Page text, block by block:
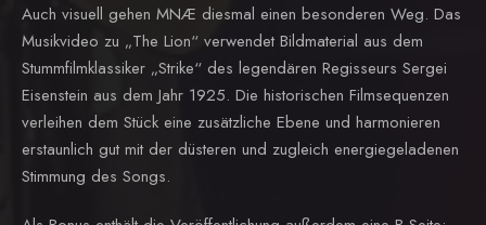
Auch visuell gehen MNÆ diesmal einen besonderen Weg. Das
Musikvideo zu „The Lion“ verwendet Bildmaterial aus dem
Stummfilmklassiker „Strike“ des legendären Regisseurs Sergei
Eisenstein aus dem Jahr 1925. Die historischen Filmsequenzen
verleihen dem Stück eine zusätzliche Ebene und harmonieren
erstaunlich gut mit der düsteren und zugleich energiegeladenen
Stimmung des Songs.